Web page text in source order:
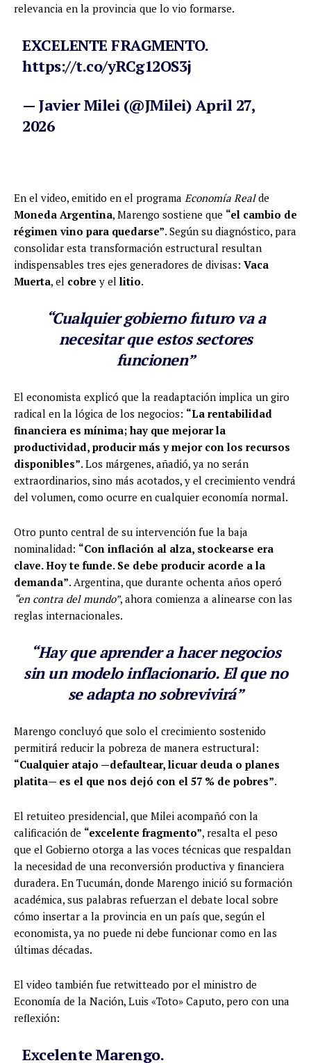
relevancia en la provincia que lo vio formarse.
EXCELENTE FRAGMENTO.
https://t.co/yRCg12OS3j
— Javier Milei (@JMilei)April 27,
2026
En el video, emitido en el programa Economía Realde
Moneda Argentina, Marengo sostiene que “el cambio de
régimen vino para quedarse”. Según su diagnóstico, para
consolidar esta transformación estructural resultan
indispensables tres ejes generadores de divisas: Vaca
Muerta, el cobre y el litio.
“Cualquier gobierno futuro va a
necesitar que estos sectores
funcionen”
El economista explicó que la readaptación implica un giro
radical en la lógica de los negocios: “La rentabilidad
financiera es mínima; hay que mejorar la
productividad, producir más y mejor con los recursos
disponibles”. Los márgenes, añadió, ya no serán
extraordinarios, sino más acotados, y el crecimiento vendrá
del volumen, como ocurre en cualquier economía normal.
Otro punto central de su intervención fue la baja
nominalidad: “Con inflación al alza, stockearse era
clave. Hoy te funde. Se debe producir acorde a la
demanda”. Argentina, que durante ochenta años operó
“en contra del mundo”, ahora comienza a alinearse con las
reglas internacionales.
“Hay que aprender a hacer negocios
sin un modelo inflacionario. El que no
se adapta no sobrevivirá”
Marengo concluyó que solo el crecimiento sostenido
permitirá reducir la pobreza de manera estructural:
“Cualquier atajo —defaultear, licuar deuda o planes
platita— es el que nos dejó con el 57 % de pobres”.
El retuiteo presidencial, que Milei acompañó con la
calificación de “excelente fragmento”, resalta el peso
que el Gobierno otorga a las voces técnicas que respaldan
la necesidad de una reconversión productiva y financiera
duradera. En Tucumán, donde Marengo inició su formación
académica, sus palabras refuerzan el debate local sobre
cómo insertar a la provincia en un país que, según el
economista, ya no puede ni debe funcionar como en las
últimas décadas.
El video también fue retwitteado por el ministro de
Economía de la Nación, Luis «Toto» Caputo, pero con una
reflexión:
Excelente Marengo.